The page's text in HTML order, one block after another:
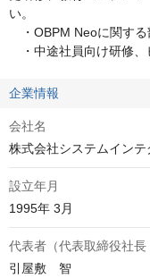
い。
・OBPM Neoに関する
・中途社員向け研修、
企業情報
会社名
株式会社システムインテ
設立年月
1995年 3月
代表者（代表取締役社長
引屋敷　智